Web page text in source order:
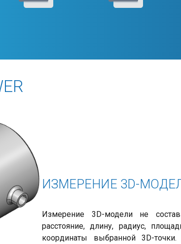
ИЗМЕРЕНИЕ 3D-
Измерение 3D-модели не
расстояние, длину, радиус,
координаты выбранной 3D-